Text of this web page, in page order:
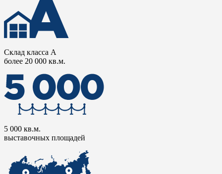
Склад класса А
более 20 000 кв.м.
5 000 кв.м.
выставочных площадей